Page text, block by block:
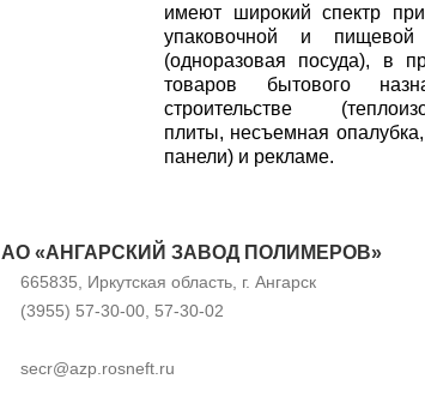
имеют широкий спектр
упаковочной и пищевой
(одноразовая посуда), в
товаров бытового
строительстве
плиты, несъемная
панели) и рекламе.
АО «АНГАРСКИЙ ЗАВОД ПОЛИМЕРОВ»
665835, Иркутская область, г. Ангарск
(3955) 57-30-00, 57-30-02
secr@azp.rosneft.ru